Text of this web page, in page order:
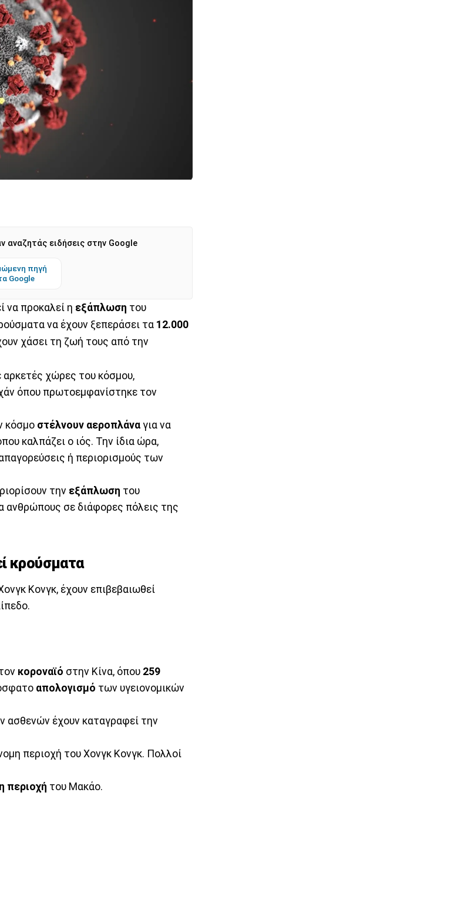
αναζητάς ειδήσεις στην Google
πηγή
Google
να προκαλεί η εξάπλωση του
να έχουν ξεπεράσει τα 12.000
χάσει τη ζωή τους από την
αρκετές χώρες του κόσμου,
όπου πρωτοεμφανίστηκε τον
κόσμο στέλνουν αεροπλάνα για να
καλπάζει ο ιός. Την ίδια ώρα,
ή περιορισμούς των
την εξάπλωση του
ανθρώπους σε διάφορες πόλεις της
κρούσματα
Κονγκ, έχουν επιβεβαιωθεί
κοροναϊό στην Κίνα, όπου 259
απολογισμό των υγειονομικών
ασθενών έχουν καταγραφεί την
περιοχή του Χονγκ Κονγκ. Πολλοί
περιοχή του Μακάο.